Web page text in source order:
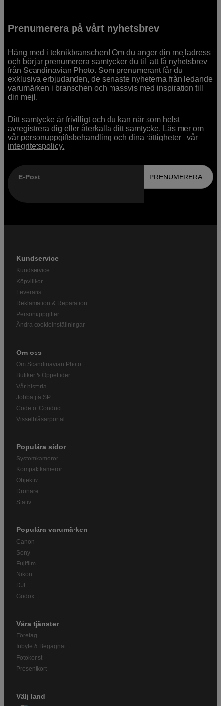
Prenumerera på vårt nyhetsbrev
Häng med i teknikbranschen! Om du anger din mejladress
och börjar prenumerera samtycker du till att få nyhetsbrev
från Scandinavian Photo. Som prenumerant får du
exklusiva erbjudanden, de senaste nyheterna från ledande
varumärken i branschen och massvis med inspiration till
din mejl.
Ditt samtycke är frivilligt och du kan när som helst
avregistrera dig eller återkalla ditt samtycke. Läs mer om
vår personuppgiftsbehandling och dina rättigheter ivår
integritetspolicy.
E-Post PRENUMERERA
Kundservice
Kundservice
Köpvillkor
Leverans
Reklamation & Reparation
Personuppgifter
Ändra cookieinställningar
Om oss
Om Scandinavian Photo
Butiker & Öppettider
Vår historia
Jobba på SP
Code of Conduct
Visselblåsarportal
Populära sidor
Systemkameror
Kompaktkameror
Objektiv
Drönare
Stativ
Populära varumärken
Canon
Sony
Fujifilm
Nikon
DJI
Godox
Våra tjänster
Företag
Inbyte & Begagnat
Fotokonst
Presentkort
Välj land